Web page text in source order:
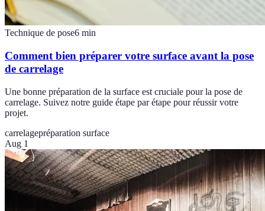
Technique de pose6 min
Comment bien préparer votre surface avant la pose
de carrelage
Une bonne préparation de la surface est cruciale pour la pose de
carrelage. Suivez notre guide étape par étape pour réussir votre
projet.
carrelagepréparation surface
Aug 1